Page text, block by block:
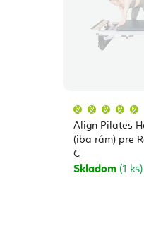
Align Pilates
(iba rám) pre
C
Skladom (1 ks)